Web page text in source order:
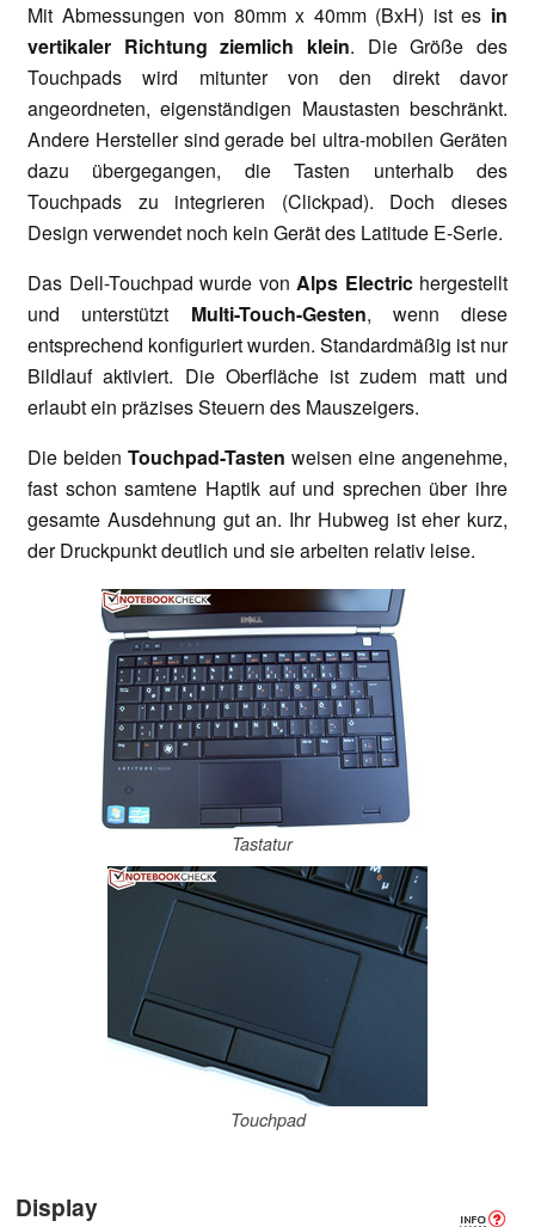
Mit Abmessungen von 80mm x 40mm (BxH) ist es in
vertikaler Richtung ziemlich klein. Die Größe des
Touchpads wird mitunter von den direkt davor
angeordneten, eigenständigen Maustasten beschränkt.
Andere Hersteller sind gerade bei ultra-mobilen Geräten
dazu übergegangen, die Tasten unterhalb des
Touchpads zu integrieren (Clickpad). Doch dieses
Design verwendet noch kein Gerät des Latitude E-Serie.
Das Dell-Touchpad wurde von Alps Electrichergestellt
und unterstützt Multi-Touch-Gesten, wenn diese
entsprechend konfiguriert wurden. Standardmäßig ist nur
Bildlauf aktiviert. Die Oberfläche ist zudem matt und
erlaubt ein präzises Steuern des Mauszeigers.
Die beiden Touchpad-Tasten weisen eine angenehme,
fast schon samtene Haptik auf und sprechen über ihre
gesamte Ausdehnung gut an. Ihr Hubweg ist eher kurz,
der Druckpunkt deutlich und sie arbeiten relativ leise.
Tastatur
Touchpad
Display